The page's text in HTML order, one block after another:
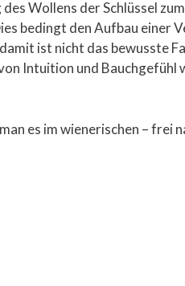
Wollens der Schlüssel
bedingt den Aufbau einer
ist nicht das bewusste
Intuition und Bauchgefühl
es im wienerischen – frei